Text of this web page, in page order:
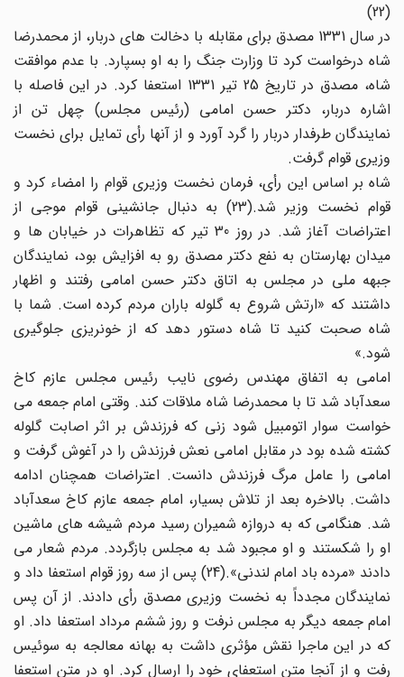
در سال 1331 مصدق برای مقابله با دخالت های دربار، از محمدرضا
شاه درخواست کرد تا وزارت جنگ را به او بسپارد. با عدم موافقت
شاه، مصدق در تاریخ 25 تیر 1331 استعفا کرد. در این فاصله با
اشاره دربار، دکتر حسن امامی (رئیس مجلس) چهل تن از
نمایندگان طرفدار دربار را گرد آورد و از آنها رأی تمایل برای نخست
وزیری قوام گرفت.
شاه بر اساس این رأی، فرمان نخست وزیری قوام را امضاء کرد و
قوام نخست وزیر شد.(23) به دنبال جانشینی قوام موجی از
اعتراضات آغاز شد. در روز 30 تیر که تظاهرات در خیابان ها و
میدان بهارستان به نفع دکتر مصدق رو به افزایش بود، نمایندگان
جبهه ملی در مجلس به اتاق دکتر حسن امامی رفتند و اظهار
داشتند که «ارتش شروع به گلوله باران مردم کرده است. شما با
شاه صحبت کنید تا شاه دستور دهد که از خونریزی جلوگیری
شود.»
امامی به اتفاق مهندس رضوی نایب رئیس مجلس عازم کاخ
سعدآباد شد تا با محمدرضا شاه ملاقات کند. وقتی امام جمعه می
خواست سوار اتومبیل شود زنی که فرزندش بر اثر اصابت گلوله
کشته شده بود در مقابل امامی نعش فرزندش را در آغوش گرفت و
امامی را عامل مرگ فرزندش دانست. اعتراضات همچنان ادامه
داشت. بالاخره بعد از تلاش بسیار، امام جمعه عازم کاخ سعدآباد
شد. هنگامی که به دروازه شمیران رسید مردم شیشه های ماشین
او را شکستند و او مجبود شد به مجلس بازگردد. مردم شعار می
دادند «مرده باد امام لندنی».(24) پس از سه روز قوام استعفا داد و
نمایندگان مجدداً به نخست وزیری مصدق رأی دادند. از آن پس
امام جمعه دیگر به مجلس نرفت و روز ششم مرداد استعفا داد. او
که در این ماجرا نقش مؤثری داشت به بهانه معالجه به سوئیس
رفت و از آنجا متن استعفای خود را ارسال کرد. او در متن استعفا